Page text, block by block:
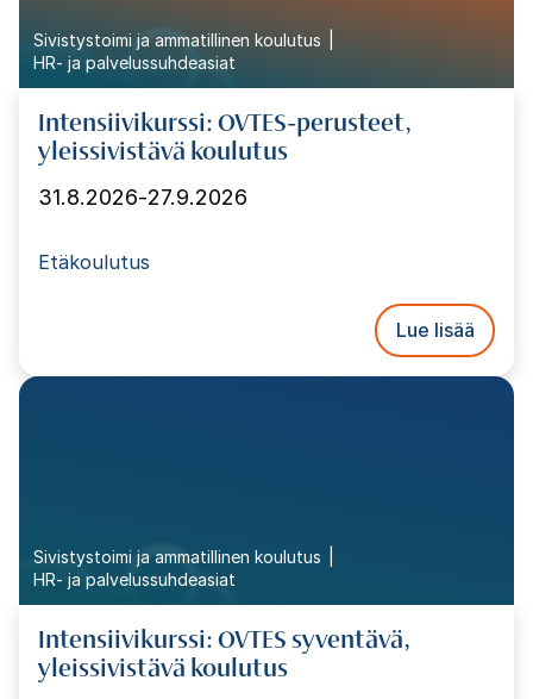
Sivistystoimi ja ammatillinen koulutus
HR- ja palvelussuhdeasiat
Intensiivikurssi: OVTES-perusteet,
yleissivistävä koulutus
31.8.2026-27.9.2026
Etäkoulutus
Lue lisää
Sivistystoimi ja ammatillinen koulutus
HR- ja palvelussuhdeasiat
Intensiivikurssi: OVTES syventävä,
yleissivistävä koulutus